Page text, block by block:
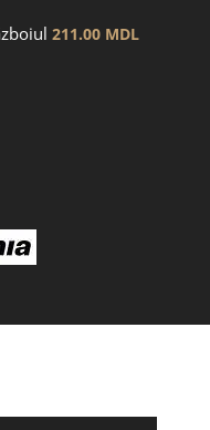
211.00 MDL